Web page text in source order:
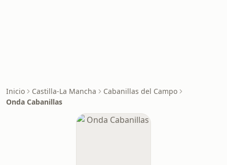
Inicio Castilla-La Mancha
Cabanillas del Campo
Onda Cabanillas